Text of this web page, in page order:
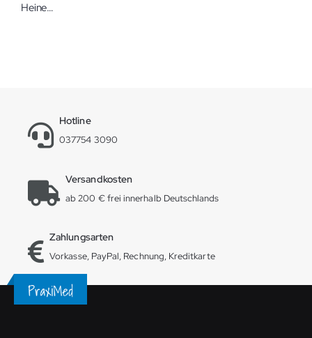
Heine Ersatzendhülse Retoskope für 200 x 11,4 mm
Hotline
037754 3090
Versandkosten
ab 200 € frei innerhalb Deutschlands
Zahlungsarten
Vorkasse, PayPal, Rechnung, Kreditkarte